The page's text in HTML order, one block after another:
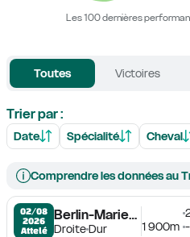
Les 100 dernières
Toutes Victoires
Trier par :
Date Spécialité Cheval
Comprendre les données au
02/08
2026
Attelé
Berlin-Mariendorf
DroiteDur
1 900m -